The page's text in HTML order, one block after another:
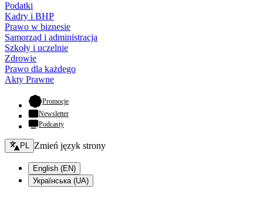
Podatki
Kadry i BHP
Prawo w biznesie
Samorząd i administracja
Szkoły i uczelnie
Zdrowie
Prawo dla każdego
Akty Prawne
Promocje- otwiera się w nowej karcie
Newsletter
Podcasty
Zmień język - bieżący:
PL Zmień język strony
English (EN)
Українська (UA)